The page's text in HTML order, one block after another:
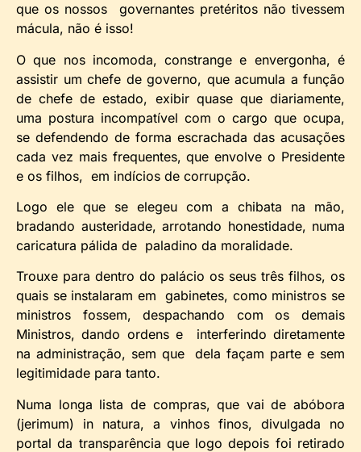
que os nossos governantes pretéritos não tivessem
mácula, não é isso!
O que nos incomoda, constrange e envergonha, é
assistir um chefe de governo, que acumula a função
de chefe de estado, exibir quase que diariamente,
uma postura incompatível com o cargo que ocupa,
se defendendo de forma escrachada das acusações
cada vez mais frequentes, que envolve o Presidente
e os filhos, em indícios de corrupção.
Logo ele que se elegeu com a chibata na mão,
bradando austeridade, arrotando honestidade, numa
caricatura pálida de paladino da moralidade.
Trouxe para dentro do palácio os seus três filhos, os
quais se instalaram em gabinetes, como ministros se
ministros fossem, despachando com os demais
Ministros, dando ordens e interferindo diretamente
na administração, sem que dela façam parte e sem
legitimidade para tanto.
Numa longa lista de compras, que vai de abóbora
(jerimum) in natura, a vinhos finos, divulgada no
portal da transparência que logo depois foi retirado